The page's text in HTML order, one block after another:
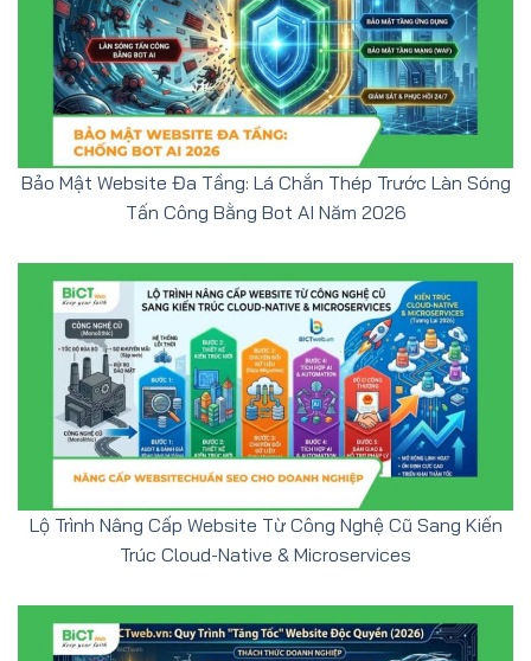
Bảo Mật Website Đa Tầng: Lá Chắn Thép Trước Làn Sóng
Tấn Công Bằng Bot AI Năm 2026
Lộ Trình Nâng Cấp Website Từ Công Nghệ Cũ Sang Kiến
Trúc Cloud-Native & Microservices